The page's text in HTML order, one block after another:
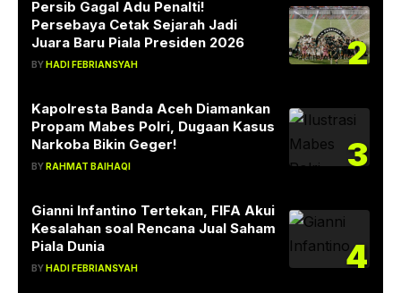
Persib Gagal Adu Penalti!
Persebaya Cetak Sejarah Jadi
Juara Baru Piala Presiden 2026
BY HADI FEBRIANSYAH 2
Kapolresta Banda Aceh Diamankan
Propam Mabes Polri, Dugaan Kasus
Narkoba Bikin Geger!
BY RAHMAT BAIHAQI 3
Gianni Infantino Tertekan, FIFA Akui
Kesalahan soal Rencana Jual Saham
Piala Dunia
BY HADI FEBRIANSYAH 4